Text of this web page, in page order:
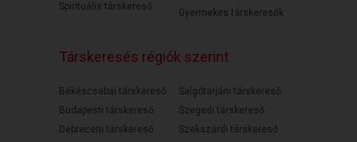
Spirituális társkereső
Gyermekes társkeresők
Társkeresés régiók szerint
Békéscsabai társkereső
Budapesti társkereső
Debreceni társkereső
Salgótarjáni társkereső
Szegedi társkereső
Szekszárdi társkereső